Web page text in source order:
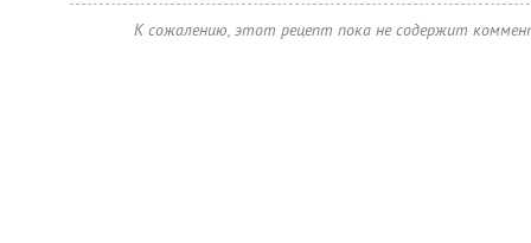
К сожалению, этот рецепт пока не содержит